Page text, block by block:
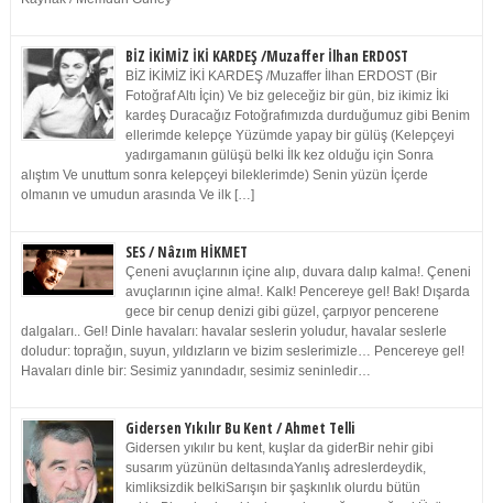
BİZ İKİMİZ İKİ KARDEŞ /Muzaffer İlhan ERDOST
BİZ İKİMİZ İKİ KARDEŞ /Muzaffer İlhan ERDOST (Bir
Fotoğraf Altı İçin) Ve biz geleceğiz bir gün, biz ikimiz İki
kardeş Duracağız Fotoğrafımızda durduğumuz gibi Benim
ellerimde kelepçe Yüzümde yapay bir gülüş (Kelepçeyi
yadırgamanın gülüşü belki İlk kez olduğu için Sonra
alıştım Ve unuttum sonra kelepçeyi bileklerimde) Senin yüzün İçerde
olmanın ve umudun arasında Ve ilk […]
SES / Nâzım HİKMET
Çeneni avuçlarının içine alıp, duvara dalıp kalma!. Çeneni
avuçlarının içine alma!. Kalk! Pencereye gel! Bak! Dışarda
gece bir cenup denizi gibi güzel, çarpıyor pencerene
dalgaları.. Gel! Dinle havaları: havalar seslerin yoludur, havalar seslerle
doludur: toprağın, suyun, yıldızların ve bizim seslerimizle… Pencereye gel!
Havaları dinle bir: Sesimiz yanındadır, sesimiz seninledir…
Gidersen Yıkılır Bu Kent / Ahmet Telli
Gidersen yıkılır bu kent, kuşlar da giderBir nehir gibi
susarım yüzünün deltasındaYanlış adreslerdeydik,
kimliksizdik belkiSarışın bir şaşkınlık olurdu bütün